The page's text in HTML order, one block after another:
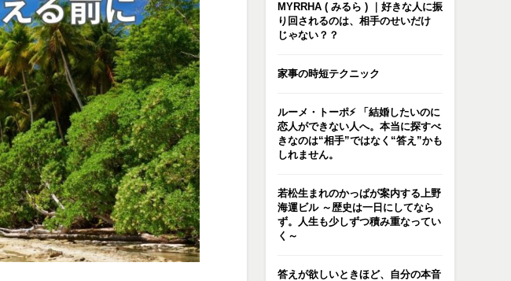
MYRRHA ( みるら ) ｜好きな人に振
り回されるのは、相手のせいだけ
じゃない？？
家事の時短テクニック
ルーメ・トーポ⚡️ 「結婚したいのに
恋人ができない人へ。本当に探すべ
きなのは“相手”ではなく“答え”かも
しれません。
若松生まれのかっぱが案内する上野
海運ビル ～歴史は一日にしてなら
ず。人生も少しずつ積み重なってい
く～
答えが欲しいときほど、自分の本音